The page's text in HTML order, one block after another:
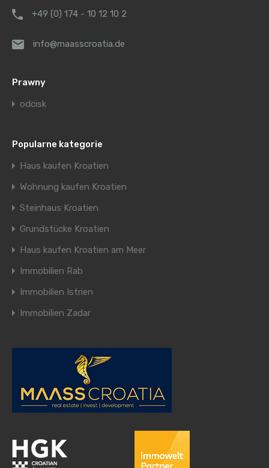
+49 (0) 174 - 10 12 10 2
info@maasscroatia.de
Prawny
odcisk
Popularne kategorie
Haus kaufen Kroatien
Wohnung kaufen Kroatien
Steinhaus Kroatien
Grundstücke Kroatien
Haus kaufen Kroatien am Meer
Immobilien Rab
Immobilien Istrien
Immobilien Zadar